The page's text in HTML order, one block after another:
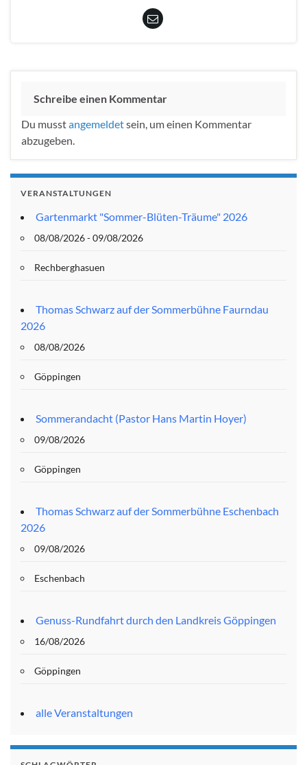
Schreibe einen Kommentar
Du musstangemeldetsein, um einen Kommentar
abzugeben.
VERANSTALTUNGEN
Gartenmarkt "Sommer-Blüten-Träume" 2026
08/08/2026 - 09/08/2026
Rechberghasuen
Thomas Schwarz auf der Sommerbühne Faurndau
2026
08/08/2026
Göppingen
Sommerandacht (Pastor Hans Martin Hoyer)
09/08/2026
Göppingen
Thomas Schwarz auf der Sommerbühne Eschenbach
2026
09/08/2026
Eschenbach
Genuss-Rundfahrt durch den Landkreis Göppingen
16/08/2026
Göppingen
alle Veranstaltungen